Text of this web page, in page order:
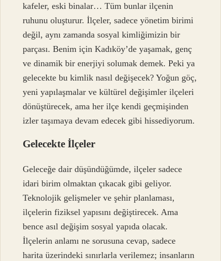
kafeler, eski binalar… Tüm bunlar ilçenin
ruhunu oluşturur. İlçeler, sadece yönetim birimi
değil, aynı zamanda sosyal kimliğimizin bir
parçası. Benim için Kadıköy’de yaşamak, genç
ve dinamik bir enerjiyi solumak demek. Peki ya
gelecekte bu kimlik nasıl değişecek? Yoğun göç,
yeni yapılaşmalar ve kültürel değişimler ilçeleri
dönüştürecek, ama her ilçe kendi geçmişinden
izler taşımaya devam edecek gibi hissediyorum.
Gelecekte İlçeler
Geleceğe dair düşündüğümde, ilçeler sadece
idari birim olmaktan çıkacak gibi geliyor.
Teknolojik gelişmeler ve şehir planlaması,
ilçelerin fiziksel yapısını değiştirecek. Ama
bence asıl değişim sosyal yapıda olacak.
İlçelerin anlamı ne sorusuna cevap, sadece
harita üzerindeki sınırlarla verilemez; insanların